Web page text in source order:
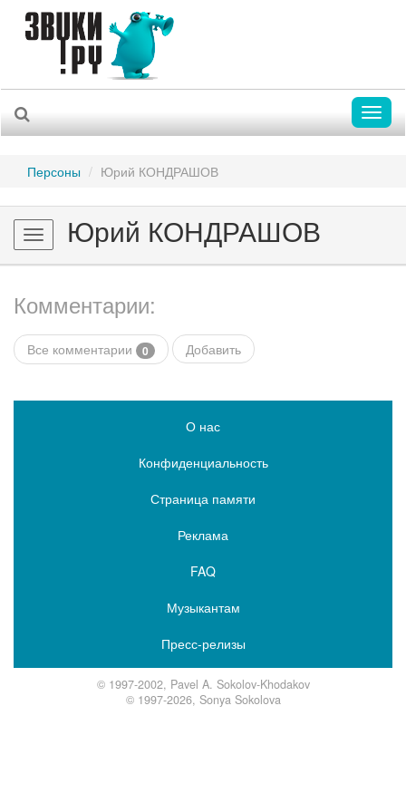
Персоны Юрий КОНДРАШОВ
Toggle
navigation
Юрий КОНДРАШОВ
Комментарии:
Все комментарии 0 Добавить
О нас
Конфиденциальность
Страница памяти
Реклама
FAQ
Музыкантам
Пресс-релизы
© 1997-2002, Pavel A. Sokolov-Khodakov
© 1997-2026, Sonya Sokolova